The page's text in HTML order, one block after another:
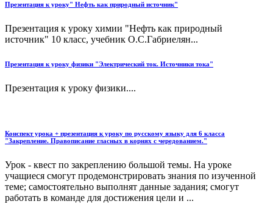
Презентация к уроку" Нефть как природный источник"
Презентация к уроку химии "Нефть как природный
источник" 10 класс, учебник О.С.Габриелян...
Презентация к уроку физики "Электрический ток. Источники тока"
Презентация к уроку физики....
Конспект урока + презентация к уроку по русскому языку для 6 класса
"Закрепление. Правописание гласных в корнях с чередованием."
Урок - квест по закреплению большой темы. На уроке
учащиеся смогут продемонстрировать знания по изученной
теме; самостоятельно выполнят данные задания; смогут
работать в команде для достижения цели и ...